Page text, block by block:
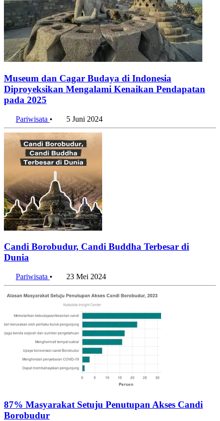
Museum dan Cagar Budaya di Indonesia
Diproyeksikan Mengalami Kenaikan Pendapatan
pada 2025
Pariwisata • 5 Juni 2024
Candi Borobudur, Candi Buddha Terbesar di
Dunia
Pariwisata • 23 Mei 2024
87% Masyarakat Setuju Penutupan Akses Candi
Borobudur